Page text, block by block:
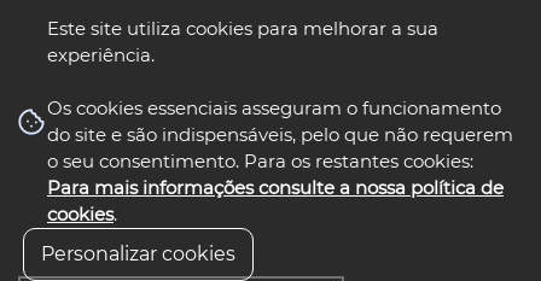
Este site utiliza cookies para melhorar a sua
experiência.
Os cookies essenciais asseguram o funcionamento
do site e são indispensáveis, pelo que não requerem
o seu consentimento. Para os restantes cookies:
Para mais informações consulte a nossa política de
cookies.
Personalizar cookies
nos select language